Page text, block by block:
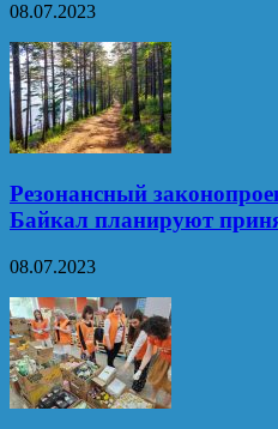
08.07.2023
Резонансный
Байкал планируют
08.07.2023